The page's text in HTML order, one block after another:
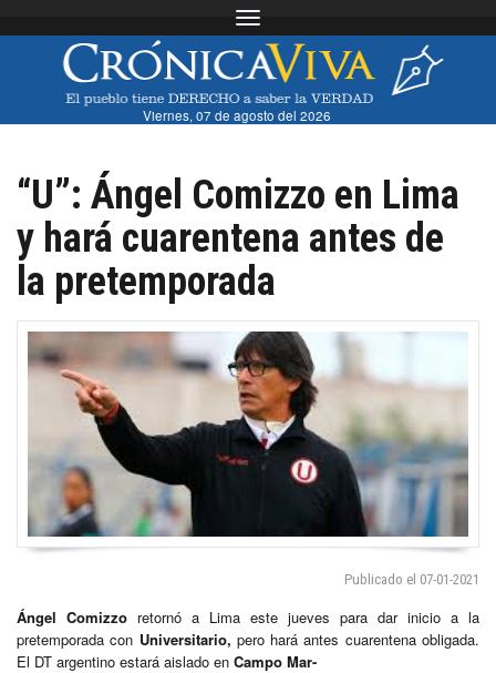
Toggle navigation
Viernes, 07 de agosto del 2026
“U”: Ángel Comizzo en Lima
y hará cuarentena antes de
la pretemporada
Publicado el 07-01-2021
Ángel Comizzo retornó a Lima este jueves para dar inicio a la
pretemporada con Universitario, pero hará antes cuarentena obligada.
El DT argentino estará aislado en Campo Mar-